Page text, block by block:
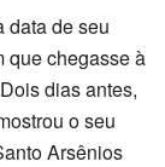
data de seu
que chegasse à
dias antes,
o seu
Arsênios